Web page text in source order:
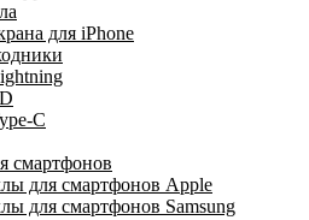
для iPhone
C
смартфонов
для смартфонов Apple
для смартфонов Samsung